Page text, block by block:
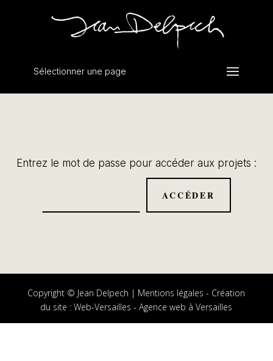
Sélectionner une page
Entrez le mot de passe pour accéder aux projets :
Copyright © Jean Delpech | Mentions légales - Création
du site :Web-Versailles - Agence web à Versailles